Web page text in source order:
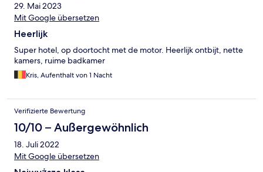
29. Mai 2023
Mit Google übersetzen
Heerlijk
Super hotel, op doortocht met de motor. Heerlijk ontbijt, nette
kamers, ruime badkamer
Kris, Aufenthalt von 1 Nacht
Verifizierte Bewertung
10/10 – Außergewöhnlich
18. Juli 2022
Mit Google übersetzen